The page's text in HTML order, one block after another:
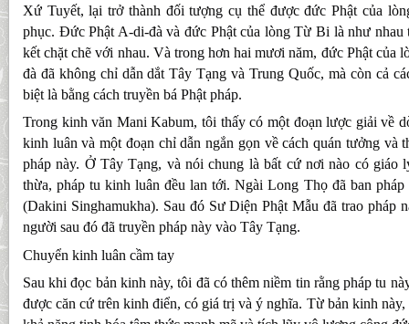
Xứ Tuyết, lại trở thành đối tượng cụ thể được đức Phật của
phục. Đức Phật A-di-đà và đức Phật của lòng Từ Bi là như nhau
kết chặt chẽ với nhau. Và trong hơn hai mươi năm, đức Phật của
đà đã không chỉ dẫn dắt Tây Tạng và Trung Quốc, mà còn cả
biệt là bằng cách truyền bá Phật pháp.
Trong kinh văn Mani Kabum, tôi thấy có một đoạn lược giải về
kinh luân và một đoạn chỉ dẫn ngắn gọn về cách quán tưởng và
pháp này. Ở Tây Tạng, và nói chung là bất cứ nơi nào có
thừa, pháp tu kinh luân đều lan tới. Ngài Long Thọ đã ban
(Dakini Singhamukha). Sau đó Sư Diện Phật Mẫu đã trao pháp
người sau đó đã truyền pháp này vào Tây Tạng.
Chuyển kinh luân cầm tay
Sau khi đọc bản kinh này, tôi đã có thêm niềm tin rằng pháp tu
được căn cứ trên kinh điển, có giá trị và ý nghĩa. Từ bản kinh